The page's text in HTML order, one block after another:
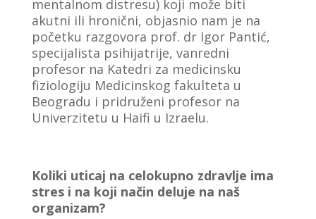
mentalnom distresu) koji može biti
akutni ili hronični, objasnio nam je na
početku razgovora prof. dr Igor Pantić,
specijalista psihijatrije, vanredni
profesor na Katedri za medicinsku
fiziologiju Medicinskog fakulteta u
Beogradu i pridruženi profesor na
Univerzitetu u Haifi u Izraelu.
Koliki uticaj na celokupno zdravlje ima
stres i na koji način deluje na naš
organizam?